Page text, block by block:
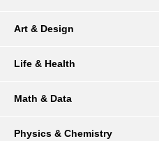
Art & Design
Life & Health
Math & Data
Physics & Chemistry